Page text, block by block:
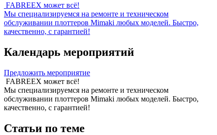
FABREEX может всё!
Мы специализируемся на ремонте и техническом
обслуживании плоттеров Mimaki любых моделей. Быстро,
качественно, с гарантией!
Календарь мероприятий
Предложить мероприятие
FABREEX может всё!
Мы специализируемся на ремонте и техническом
обслуживании плоттеров Mimaki любых моделей. Быстро,
качественно, с гарантией!
Статьи по теме